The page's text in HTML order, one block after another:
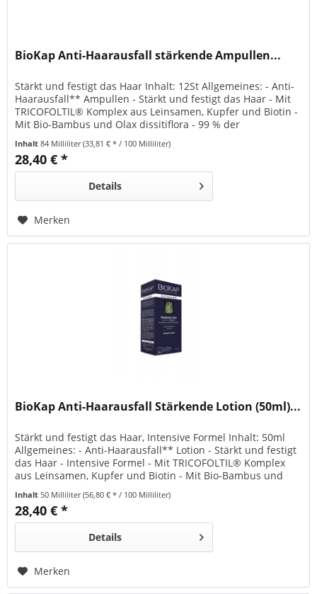
BioKap Anti-Haarausfall stärkende Ampullen...
Stärkt und festigt das Haar Inhalt: 12St Allgemeines: - Anti-
Haarausfall** Ampullen - Stärkt und festigt das Haar - Mit
TRICOFOLTIL® Komplex aus Leinsamen, Kupfer und Biotin -
Mit Bio-Bambus und Olax dissitiflora - 99 % der
Silikonen, Parabenen und Sulfaten (SLES). - Vegan - Made in
Italy **Nicht krankheitsbedingter...
Inhalt84 Milliliter(33,81 € * / 100 Milliliter)
28,40 € *
Details
Merken
BioKap Anti-Haarausfall Stärkende Lotion (50ml)...
Stärkt und festigt das Haar, Intensive Formel Inhalt: 50ml
Allgemeines: - Anti-Haarausfall** Lotion - Stärkt und festigt
das Haar - Intensive Formel - Mit TRICOFOLTIL® Komplex
aus Leinsamen, Kupfer und Biotin - Mit Bio-Bambus und
Ursprungs - Frei von PEGs, Silikonen, Parabenen und
Sulfaten (SLES). - Vegan - Made in...
Inhalt 50 Milliliter(56,80 € * / 100 Milliliter)
28,40 € *
Details
Merken